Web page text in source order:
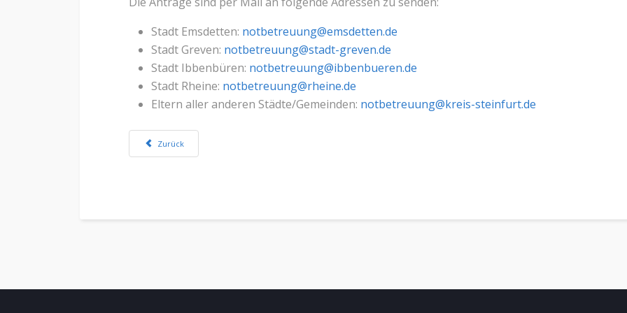
Stadt Emsdetten: notbetreuung@emsdetten.de
Stadt Greven: notbetreuung@stadt-greven.de
Stadt Ibbenbüren: notbetreuung@ibbenbueren.de
Stadt Rheine: notbetreuung@rheine.de
Eltern aller anderen Städte/Gemeinden: notbetreuung@kreis-steinfurt.de
Vorheriger Beitrag: Schulsozialarbeit - Beratungsangebot während der Schulschließung
Zurück